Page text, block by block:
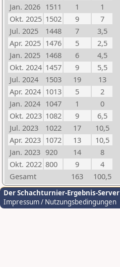
Jan. 2026 1511 1
1
Okt. 2025 1502 9
7
Jul. 2025
1448 7
3,5
Apr. 2025 1476 5
2,5
Jan. 2025 1468 6
4,5
Okt. 2024 1457 9
5,5
Jul. 2024
1503 19
13
Apr. 2024 1013 5
2
Jan. 2024 1047 1
0
Okt. 2023 1082 9
6,5
Jul. 2023
1022 17
10,5
Apr. 2023 1072 13
10,5
Jan. 2023 920 14
8
Okt. 2022 800 9
4
Gesamt
163 100,5
Der Schachturnier-Ergebnis-Server
Impressum / Nutzungsbedingungen